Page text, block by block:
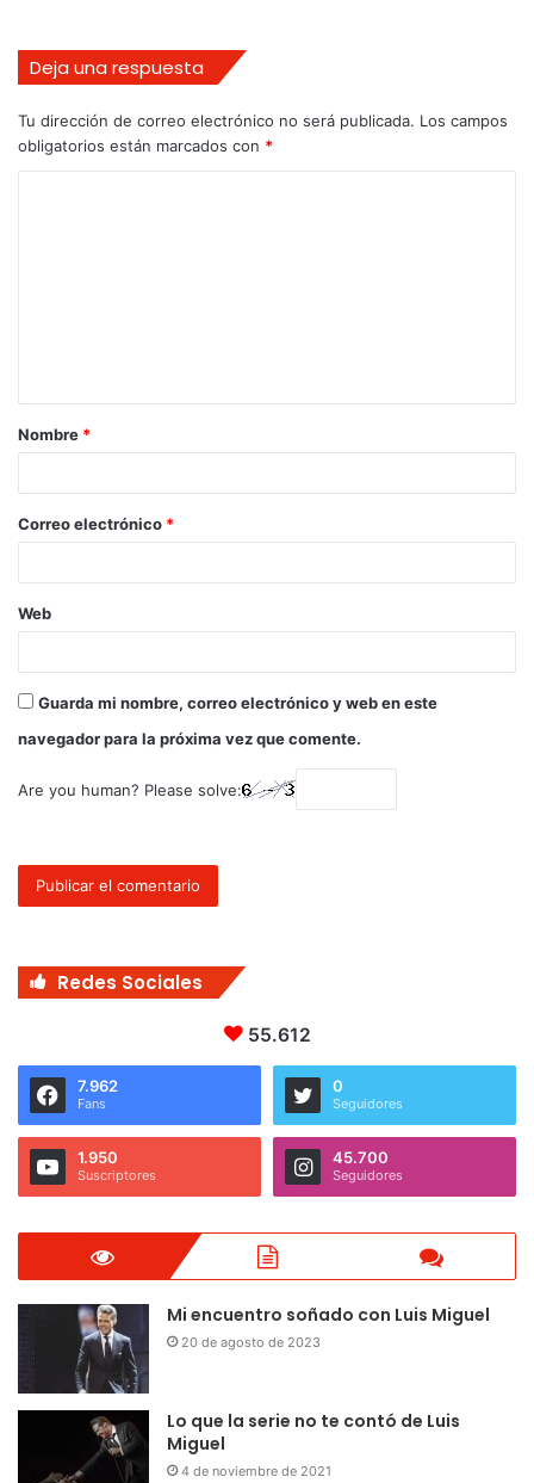
Deja una respuesta
Tu dirección de correo electrónico no será publicada. Los campos
obligatorios están marcados con *
Nombre *
Correo electrónico *
Web
Guarda mi nombre, correo electrónico y web en este
navegador para la próxima vez que comente.
Are you human? Please solve:
Redes Sociales
55.612
7.962
Fans
0
Seguidores
1.950
Suscriptores
45.700
Seguidores
Mi encuentro soñado con Luis Miguel
20 de agosto de 2023
Lo que la serie no te contó de Luis
Miguel
4 de noviembre de 2021